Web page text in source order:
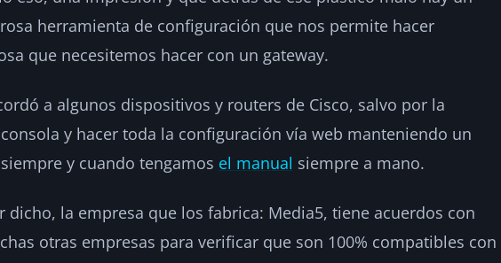
herramienta de configuración que nos permite hacer
que necesitemos hacer con un gateway.
a algunos dispositivos y routers de Cisco, salvo por la
y hacer toda la configuración vía web manteniendo un
y cuando tengamos el manual siempre a mano.
dicho, la empresa que los fabrica: Media5, tiene acuerdos con
otras empresas para verificar que son 100% compatibles con